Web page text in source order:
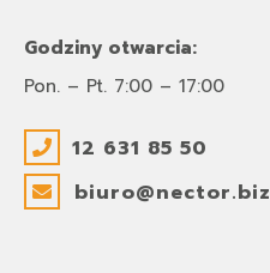
Godziny otwarcia:
Pon. – Pt. 7:00 – 17:00
12 631 85 50
biuro@nector.biz